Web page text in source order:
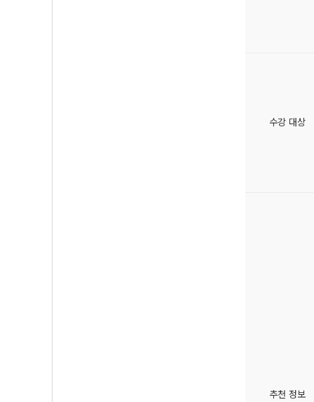
수강 대상
추천 정보